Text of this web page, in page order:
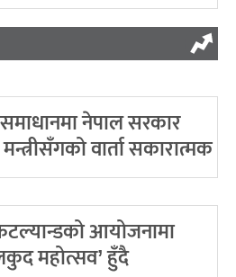
समाधानमा नेपाल सरकार
मन्त्रीसँगको वार्ता सकारात्मक
आयोजनामा
महोत्सव’ हुँदै